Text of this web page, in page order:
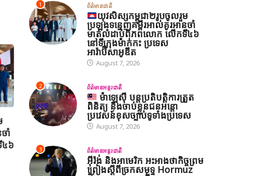
ព័ត៌មានអន្តរជាតិ
អ៊ីរ៉ង់ និងអាមេរិក អះអាងថាកិច្ច
ព្រមព្រៀងស្តីពីច្រកសមុទ្ទ
Hormuz ជិតសម្រេចបានហើយ
August 6, 2026
1 ព័ត៌មានជាតិ
យុវសិស្សកម្ពុជា២រូបចូលរួម
ប្រឡងទន្ទេញគម្ពីរអាល់គូរអានចាំ
មាត់លំដាប់ពិភពលោក លើកទី៤៦
នៅទីក្រុងម៉ាក់កះ ប្រទេស
អារ៉ាប៊ីសាអូឌីត
August 7, 2026
2 ព័ត៌មានអន្តរជាតិ
ម៉ាឡេស៊ី បន្តប្រតិបត្តិការត្រួត
ពិនិត្យ និងចាប់ខ្លួនជនអន្តោ
ប្រវេសន៍ខុសច្បាប់ទូទាំងប្រទេស
August 7, 2026
3 ព័ត៌មានអន្តរជាតិ
អ៊ីរ៉ង់ និងអាមេរិក អះអាងថាកិច្ចព្រម
ព្រៀងស្តីពីច្រកសមុទ្ទ Hormuz